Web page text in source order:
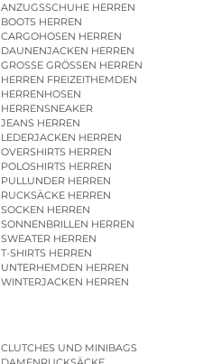
ANZUGSSCHUHE HERREN
BOOTS HERREN
CARGOHOSEN HERREN
DAUNENJACKEN HERREN
GROSSE GRÖSSEN HERREN
HERREN FREIZEITHEMDEN
HERRENHOSEN
HERRENSNEAKER
JEANS HERREN
LEDERJACKEN HERREN
OVERSHIRTS HERREN
POLOSHIRTS HERREN
PULLUNDER HERREN
RUCKSÄCKE HERREN
SOCKEN HERREN
SONNENBRILLEN HERREN
SWEATER HERREN
T-SHIRTS HERREN
UNTERHEMDEN HERREN
WINTERJACKEN HERREN
CLUTCHES UND MINIBAGS